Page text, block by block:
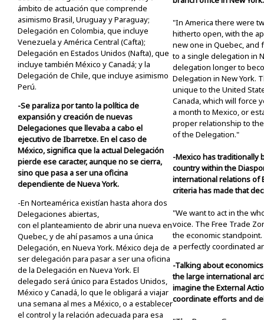
ámbito de actuación que comprende
asimismo Brasil, Uruguay y Paraguay;
Delegación en Colombia, que incluye
Venezuela y América Central (Cafta);
Delegación en Estados Unidos (Nafta), que
incluye también México y Canadá; y la
Delegación de Chile, que incluye asimismo
Perú.
-Se paraliza por tanto la política de
expansión y creación de nuevas
Delegaciones que llevaba a cabo el
ejecutivo de Ibarretxe. En el caso de
México, significa que la actual Delegación
pierde ese caracter, aunque no se cierra,
sino que pasa a ser una oficina
dependiente de Nueva York.
-En Norteamérica existían hasta ahora dos
Delegaciones abiertas,
con el planteamiento de abrir una nueva en
Quebec, y de ahí pasamos a una única
Delegación, en Nueva York. México deja de
ser delegación para pasar a ser una oficina
de la Delegación en Nueva York. El
delegado será único para Estados Unidos,
México y Canadá, lo que le obligará a viajar
una semana al mes a México, o a establecer
el control y la relación adecuada para esa
"In America there were
hitherto open, with the
new one in Quebec, and
to a single delegation in
delegation longer to
Delegation in New York.
unique to the United
Canada, which will force
a month to Mexico, or
proper relationship to
of the Delegation."
-Mexico has traditionally
country within the
international relations of
criteria has made that
"We want to act in the
voice. The Free Trade
the economic
a perfectly coordinated
-Talking about
the large international
imagine the External
coordinate efforts and